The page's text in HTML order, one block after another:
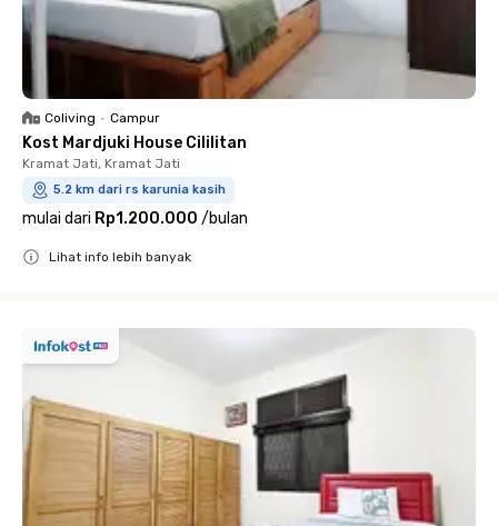
Coliving • Campur
Kost Mardjuki House Cililitan
Kramat Jati, Kramat Jati
5.2 km dari rs karunia kasih
mulai dari Rp1.200.000 /bulan
Lihat info lebih banyak